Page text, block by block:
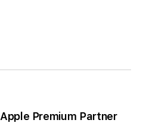
Apple Premium Partner